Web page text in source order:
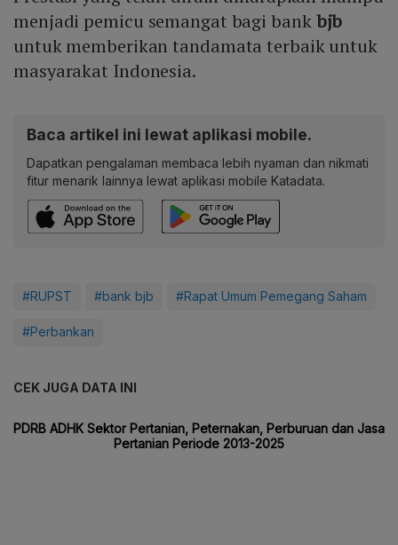
menjadi pemicu semangat bagi bankbjb
untuk memberikan tandamata terbaik untuk
masyarakat Indonesia.
Baca artikel ini lewat aplikasi mobile.
Dapatkan pengalaman membaca lebih nyaman dan nikmati
fitur menarik lainnya lewat aplikasi mobile Katadata.
#RUPST #bank bjb #Rapat Umum Pemegang Saham
#Perbankan
CEK JUGA DATA INI